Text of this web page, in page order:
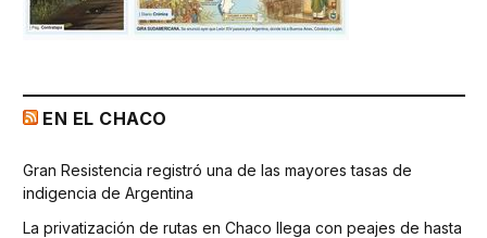
EN EL CHACO
Gran Resistencia registró una de las mayores tasas de
indigencia de Argentina
La privatización de rutas en Chaco llega con peajes de hasta